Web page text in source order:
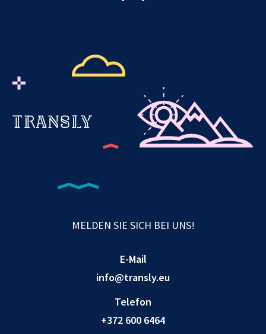
MELDEN SIE SICH BEI UNS!
E-Mail
info@transly.eu
Telefon
+372 600 6464